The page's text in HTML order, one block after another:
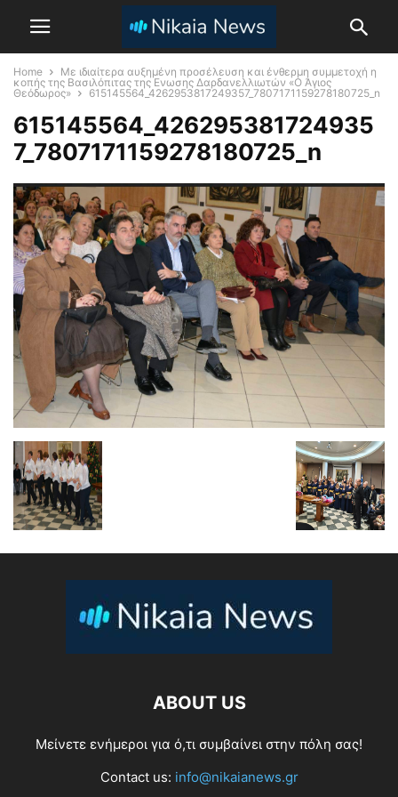
Home
Με ιδιαίτερα αυξημένη προσέλευση και ένθερμη συμμετοχή η
κοπής της Βασιλόπιτας της Ενωσης Δαρδανελλιωτών «Ο Άγιος
Θεόδωρος»
615145564_4262953817249357_7807171159278180725_n
615145564_426295381724935
7_7807171159278180725_n
ABOUT US
Μείνετε ενήμεροι για ό,τι συμβαίνει στην πόλη σας!
Contact us: info@nikaianews.gr